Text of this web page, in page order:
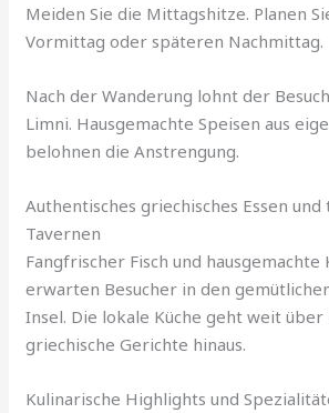
Meiden Sie die Mittagshitze. Planen
Vormittag oder späteren Nachmittag.
Nach der Wanderung lohnt der
Limni. Hausgemachte Speisen aus
belohnen die Anstrengung.
Authentisches griechisches Essen
Tavernen
Fangfrischer Fisch und
erwarten Besucher in den
Insel. Die lokale Küche geht weit über
griechische Gerichte hinaus.
Kulinarische Highlights und